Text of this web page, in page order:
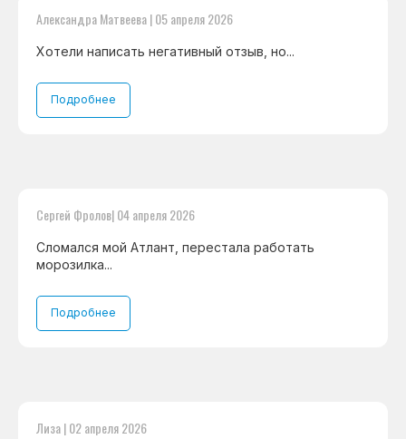
Александра Матвеева | 05 апреля 2026
Хотели написать негативный отзыв, но...
Подробнее
Сергей Фролов| 04 апреля 2026
Сломался мой Атлант, перестала работать
морозилка...
Подробнее
Лиза | 02 апреля 2026